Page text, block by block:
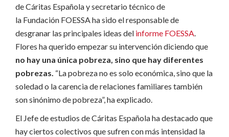
de Cáritas Española y secretario técnico de
la Fundación FOESSA ha sido el responsable de
desgranar las principales ideas del informe FOESSA.
Flores ha querido empezar su intervención diciendo que
no hay una única pobreza, sino que hay diferentes
pobrezas. “La pobreza no es solo económica, sino que la
soledad o la carencia de relaciones familiares también
son sinónimo de pobreza”, ha explicado.
El Jefe de estudios de Cáritas Española ha destacado que
hay ciertos colectivos que sufren con más intensidad la